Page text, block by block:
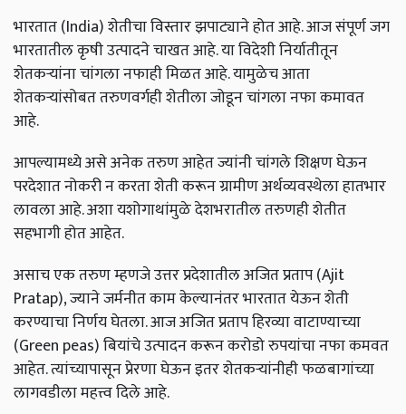
भारतात (India) शेतीचा विस्तार झपाट्याने होत आहे. आज संपूर्ण जग
भारतातील कृषी उत्पादने चाखत आहे. या विदेशी निर्यातीतून
शेतकऱ्यांना चांगला नफाही मिळत आहे. यामुळेच आता
शेतकऱ्यांसोबत तरुणवर्गही शेतीला जोडून चांगला नफा कमावत
आहे.
आपल्यामध्ये असे अनेक तरुण आहेत ज्यांनी चांगले शिक्षण घेऊन
परदेशात नोकरी न करता शेती करून ग्रामीण अर्थव्यवस्थेला हातभार
लावला आहे. अशा यशोगाथांमुळे देशभरातील तरुणही शेतीत
सहभागी होत आहेत.
असाच एक तरुण म्हणजे उत्तर प्रदेशातील अजित प्रताप (Ajit
Pratap), ज्याने जर्मनीत काम केल्यानंतर भारतात येऊन शेती
करण्याचा निर्णय घेतला. आज अजित प्रताप हिरव्या वाटाण्याच्या
(Green peas) बियांचे उत्पादन करून करोडो रुपयांचा नफा कमवत
आहेत. त्यांच्यापासून प्रेरणा घेऊन इतर शेतकऱ्यांनीही फळबागांच्या
लागवडीला महत्त्व दिले आहे.